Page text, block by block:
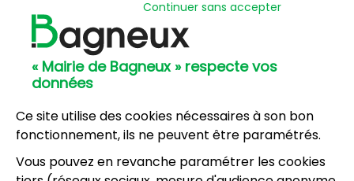
« Mairie de Bagneux » respecte vos
données
Ce site utilise des cookies nécessaires à son bon
fonctionnement, ils ne peuvent être paramétrés.
Vous pouvez en revanche paramétrer les cookies
Continuer sans accepter
Hôtel de Ville
57, avenue Henri Ravera - 92220 Bagneux
01 42 31 60 00
8, résidence du Port Galand - 92220 Bagneux
01 45 47 62 00